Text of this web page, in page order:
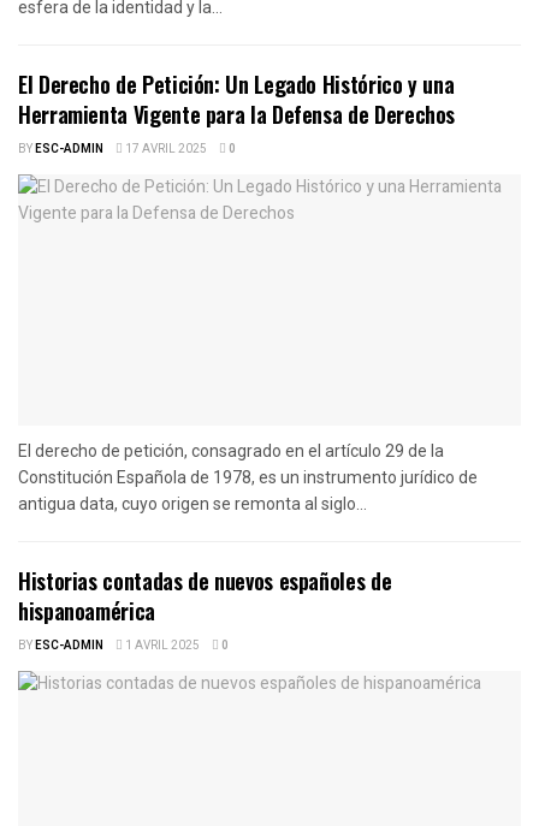
esfera de la identidad y la...
El Derecho de Petición: Un Legado Histórico y una
Herramienta Vigente para la Defensa de Derechos
BYESC-ADMIN 17 AVRIL 2025 0
El derecho de petición, consagrado en el artículo 29 de la
Constitución Española de 1978, es un instrumento jurídico de
antigua data, cuyo origen se remonta al siglo...
Historias contadas de nuevos españoles de
hispanoamérica
BYESC-ADMIN 1 AVRIL 2025 0